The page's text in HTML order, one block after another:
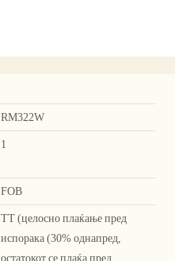
RM322W
1
FOB
ТТ (целосно плаќање пред
испорака (30% однапред,
остатокот се плаќа пред